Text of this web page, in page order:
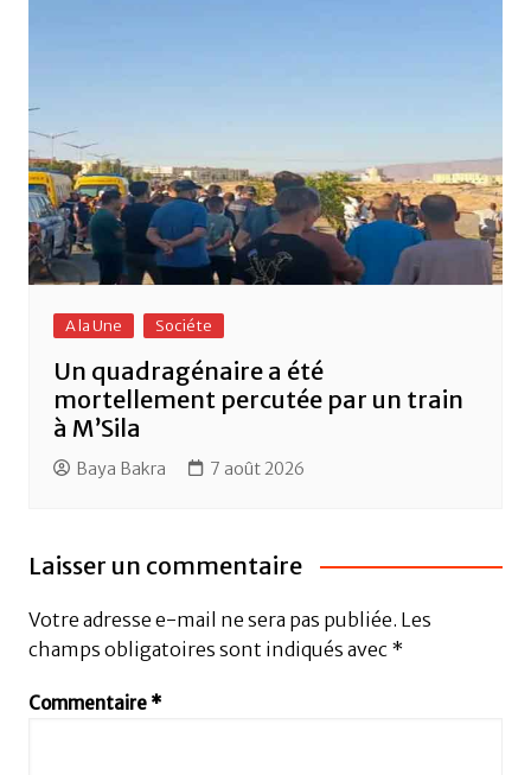
A la Une Sociéte
Un quadragénaire a été
mortellement percutée par un train
à M’Sila
Baya Bakra 7 août 2026
Laisser un commentaire
Votre adresse e-mail ne sera pas publiée. Les
champs obligatoires sont indiqués avec *
Commentaire *